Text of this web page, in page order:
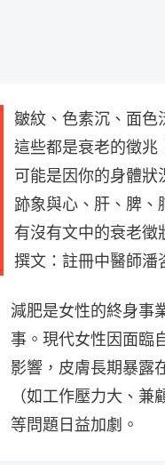
皺紋、色素沉、面色
這些都是衰老的徵兆
可能是因你的身體狀
跡象與心、肝、脾、
有沒有文中的衰老徵
撰文：註冊中醫師潘
減肥是女性的終身事
事。現代女性因面臨
影響，皮膚長期暴露
（如工作壓力大、
等問題日益加劇。